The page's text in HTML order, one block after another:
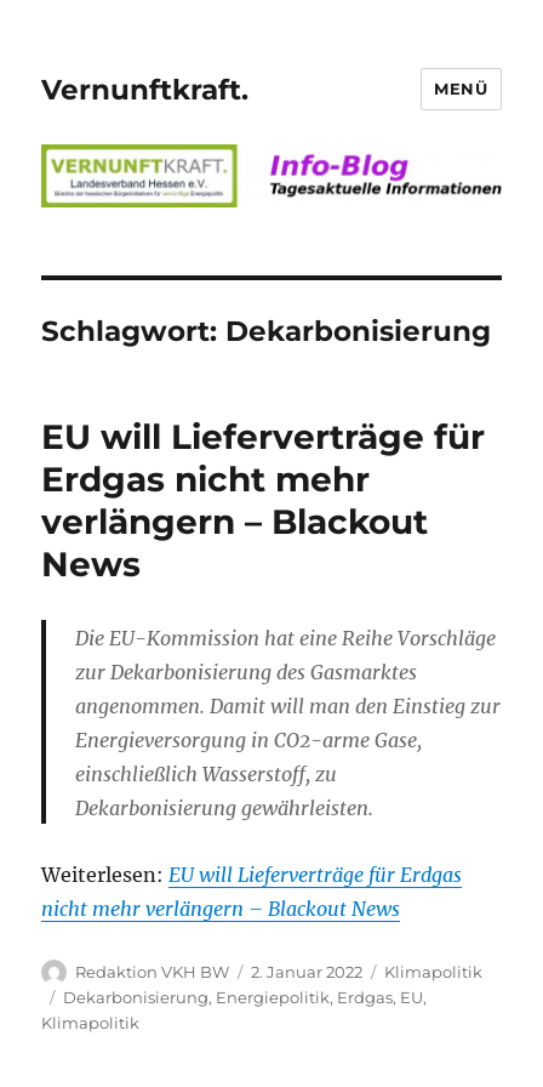
Vernunftkraft. MENÜ
Schlagwort: Dekarbonisierung
EU will Lieferverträge für
Erdgas nicht mehr
verlängern – Blackout
News
Die EU-Kommission hat eine Reihe Vorschläge
zur Dekarbonisierung des Gasmarktes
angenommen. Damit will man den Einstieg zur
Energieversorgung in CO2-arme Gase,
einschließlich Wasserstoff, zu
Dekarbonisierung gewährleisten.
Weiterlesen: EU will Lieferverträge für Erdgas
nicht mehr verlängern – Blackout News
Autor
Redaktion VKH BW
Veröffentlicht
am
2. Januar 2022 Kategorien
Klimapolitik
Schlagwörter
Dekarbonisierung, Energiepolitik, Erdgas, EU,
Klimapolitik